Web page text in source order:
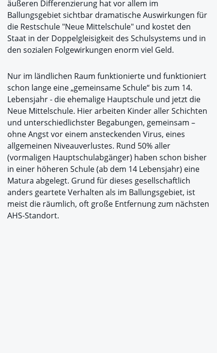
äußeren Differenzierung hat vor allem im
Ballungsgebiet sichtbar dramatische Auswirkungen für
die Restschule "Neue Mittelschule" und kostet den
Staat in der Doppelgleisigkeit des Schulsystems und in
den sozialen Folgewirkungen enorm viel Geld.
Nur im ländlichen Raum funktionierte und funktioniert
schon lange eine „gemeinsame Schule“ bis zum 14.
Lebensjahr - die ehemalige Hauptschule und jetzt die
Neue Mittelschule. Hier arbeiten Kinder aller Schichten
und unterschiedlichster Begabungen, gemeinsam –
ohne Angst vor einem ansteckenden Virus, eines
allgemeinen Niveauverlustes. Rund 50% aller
(vormaligen Hauptschulabgänger) haben schon bisher
in einer höheren Schule (ab dem 14 Lebensjahr) eine
Matura abgelegt. Grund für dieses gesellschaftlich
anders geartete Verhalten als im Ballungsgebiet, ist
meist die räumlich, oft große Entfernung zum nächsten
AHS-Standort.